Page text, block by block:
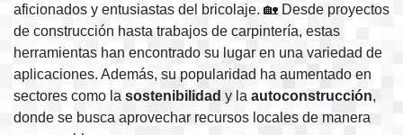
aficionados y entusiastas del bricolaje. 🏡 Desde proyectos
de construcción hasta trabajos de carpintería, estas
herramientas han encontrado su lugar en una variedad de
aplicaciones. Además, su popularidad ha aumentado en
sectores como la sostenibilidad y la autoconstrucción,
donde se busca aprovechar recursos locales de manera